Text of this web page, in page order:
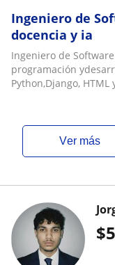
Ingeniero de
docencia y ia
Ingeniero de
programación
Python,Django, HTML
ver más
$